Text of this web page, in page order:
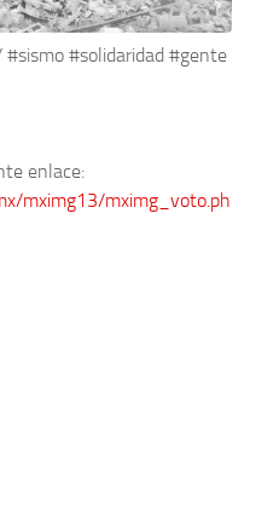
#solidaridad #gente
enlace:
mximg13/mximg_voto.ph